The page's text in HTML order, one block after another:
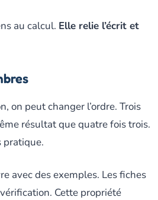
au calcul. Elle relie l’écrit et
on peut changer l’ordre. Trois
résultat que quatre fois trois.
pratique.
avec des exemples. Les fiches
Cette propriété